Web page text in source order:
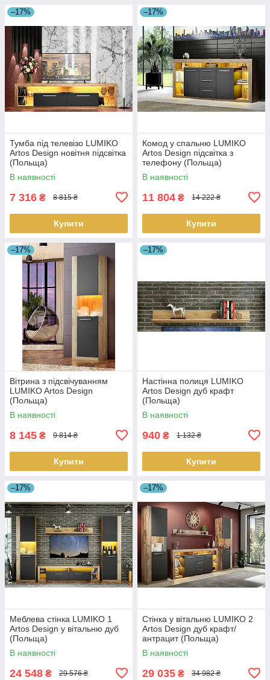
–17%
Тумба під телевізо LUMIKO
Artos Design новітня підсвітка
(Польща)
В наявності
7 316 ₴ 8 815 ₴
Купити
–17%
Комод у спальню LUMIKO
Artos Design підсвітка з
телефону (Польща)
В наявності
11 804 ₴ 14 222 ₴
Купити
–17%
Вітрина з підсвічуванням
LUMIKO Artos Design
(Польща)
В наявності
8 145 ₴ 9 814 ₴
Купити
–17%
Настінна полиця LUMIKO
Artos Design дуб крафт
(Польща)
В наявності
940 ₴ 1 132 ₴
Купити
–17%
Меблева стінка LUMIKO 1
Artos Design у вітальню дуб
(Польща)
В наявності
24 548 ₴ 29 576 ₴
–17%
Стінка у вітальню LUMIKO 2
Artos Design дуб крафт/
антрацит (Польща)
В наявності
29 035 ₴ 34 982 ₴